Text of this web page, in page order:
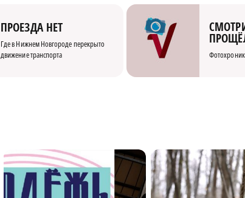
ПРОЕЗДА НЕТ
Где в Нижнем Новгороде перекрыто
движение транспорта